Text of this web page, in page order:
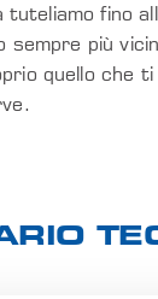
fino
sempre più
quello che